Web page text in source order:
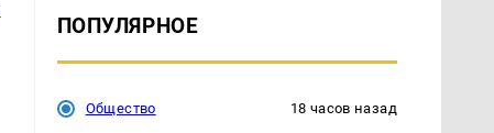
ПОПУЛЯРНОЕ
Общество 18 часов назад